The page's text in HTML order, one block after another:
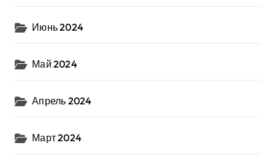
Июнь 2024
Май 2024
Апрель 2024
Март 2024